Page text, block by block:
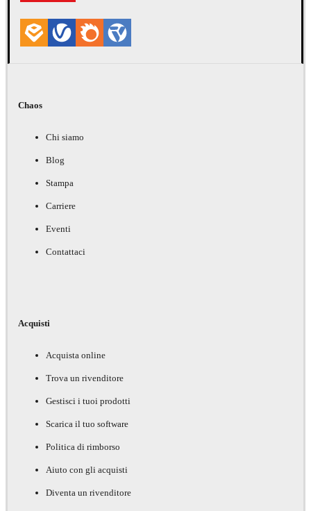
Chaos
Chi siamo
Blog
Stampa
Carriere
Eventi
Contattaci
Acquisti
Acquista online
Trova un rivenditore
Gestisci i tuoi prodotti
Scarica il tuo software
Politica di rimborso
Aiuto con gli acquisti
Diventa un rivenditore